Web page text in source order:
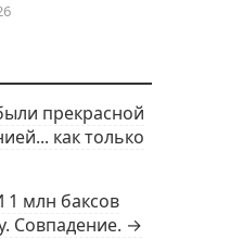
прекрасной
как только
1 млн баксов
Совпадение. →